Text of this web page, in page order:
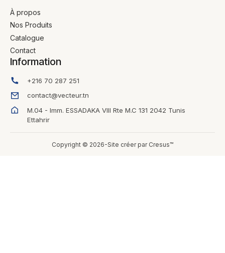
À propos
Nos Produits
Catalogue
Contact
Information
+216 70 287 251
contact@vecteur.tn
M.04 - Imm. ESSADAKA VIII Rte M.C 131 2042 Tunis
Ettahrir
Copyright © 2026-Site créer par Cresus™